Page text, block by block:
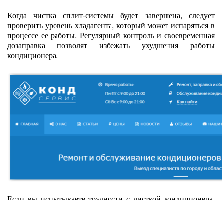
Когда чистка сплит-системы будет завершена, следует
проверить уровень хладагента, который может испаряться в
процессе ее работы. Регулярный контроль и своевременная
дозаправка позволят избежать ухудшения работы
кондиционера.